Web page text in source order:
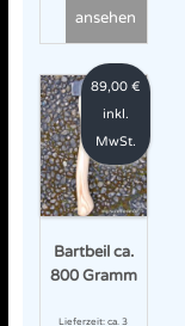
ansehen
Bartbeil ca.
800 Gramm
89,00€
inkl.
MwSt.
Lieferzeit:ca. 3